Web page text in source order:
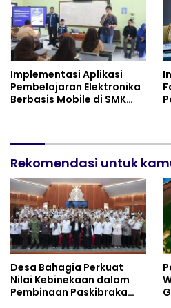
Implementasi Aplikasi
Pembelajaran Elektronika
Berbasis Mobile di SMK
Rekomendasi untuk
Desa Bahagia Perkuat
Nilai Kebinekaan dalam
Pembinaan Paskibraka